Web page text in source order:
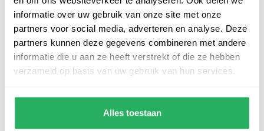
informatie over uw gebruik van onze site met onze
partners voor social media, adverteren en analyse. Deze
partners kunnen deze gegevens combineren met andere
informatie die u aan ze heeft verstrekt of die ze hebben
verzameld op basis van uw gebruik van hun services.
Alles toestaan
De afwerking van onze vlaggen is van hoge kwaliteit. Ze zijn
voorzien van een sterke kopband en een dubbele stiknaad, wat
bijdraagt aan hun duurzaamheid en stevigheid. Wij bieden de
vlag vanBronckhorstaan in verschillende afmetingen: 40x60
Hierdoor is er altijd een geschikte maat voor jouw specifieke